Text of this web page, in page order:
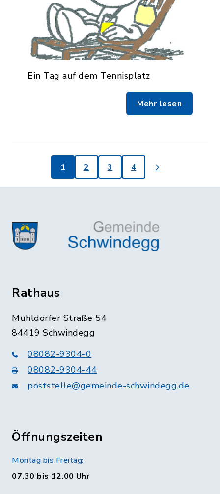
Ein Tag auf dem Tennisplatz
Mehr lesen
1 2 3 4
Rathaus
Mühldorfer Straße 54
84419 Schwindegg
08082-9304-0
08082-9304-44
poststelle@gemeinde-schwindegg.de
Öffnungszeiten
Montag bis Freitag:
07.30 bis 12.00 Uhr